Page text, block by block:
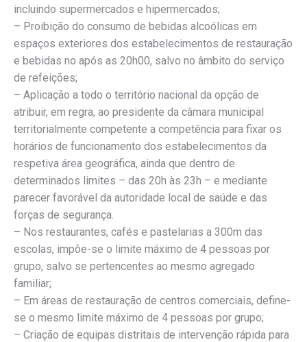
incluindo supermercados e hipermercados;
– Proibição do consumo de bebidas alcoólicas em
espaços exteriores dos estabelecimentos de restauração
e bebidas no após as 20h00, salvo no âmbito do serviço
de refeições;
– Aplicação a todo o território nacional da opção de
atribuir, em regra, ao presidente da câmara municipal
territorialmente competente a competência para fixar os
horários de funcionamento dos estabelecimentos da
respetiva área geográfica, ainda que dentro de
determinados limites – das 20h às 23h – e mediante
parecer favorável da autoridade local de saúde e das
forças de segurança.
– Nos restaurantes, cafés e pastelarias a 300m das
escolas, impõe-se o limite máximo de 4 pessoas por
grupo, salvo se pertencentes ao mesmo agregado
familiar;
– Em áreas de restauração de centros comerciais, define-
se o mesmo limite máximo de 4 pessoas por grupo;
– Criação de equipas distritais de intervenção rápida para